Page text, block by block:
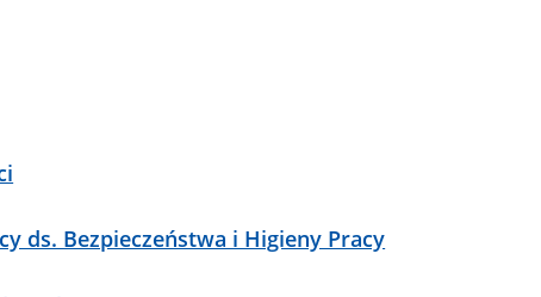
ds. Bezpieczeństwa i Higieny Pracy